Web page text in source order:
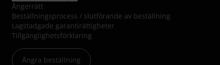
Ångerrätt
Beställningsprocess / slutförande av beställning
Lagstadgade garantirättigheter
Tillgänglighetsförklaring
Ångra beställning